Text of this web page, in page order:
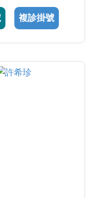
多囊性卵巢、經
總能提供專業而
複診掛號